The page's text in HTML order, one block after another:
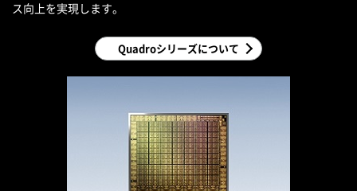
ス向上を実現します。
Quadroシリーズについて